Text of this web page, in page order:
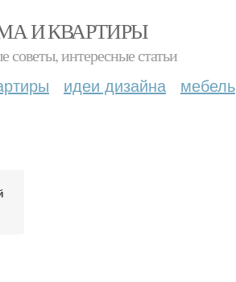
И КВАРТИРЫ
советы, интересные статьи
идеи дизайна мебель